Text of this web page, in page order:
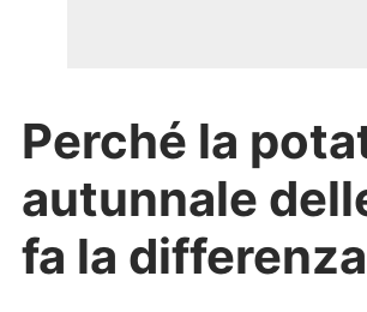
Perché la
autunnale
fa la differenza